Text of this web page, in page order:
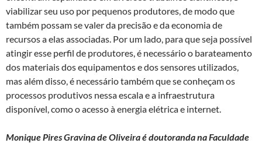
viabilizar seu uso por pequenos produtores, de modo que
também possam se valer da precisão e da economia de
recursos a elas associadas. Por um lado, para que seja possível
atingir esse perfil de produtores, é necessário o barateamento
dos materiais dos equipamentos e dos sensores utilizados,
mas além disso, é necessário também que se conheçam os
processos produtivos nessa escala e a infraestrutura
disponível, como o acesso à energia elétrica e internet.
Monique Pires Gravina de Oliveira é doutoranda na Faculdade